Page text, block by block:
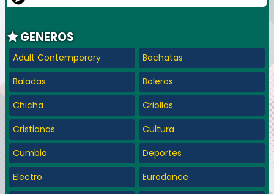
GENEROS
Adult Contemporary
Bachatas
Baladas
Boleros
Chicha
Criollas
Cristianas
Cultura
Cumbia
Deportes
Electro
Eurodance